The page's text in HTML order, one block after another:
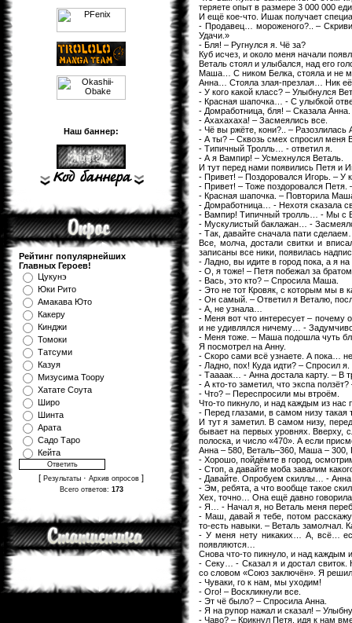
Наш баннер:
Рейтинг популярнейших
Главных Героев!
Цукунэ
Юки Рито
Амакава Юто
Какеру
Кинджи
Томоки
Татсуми
Казуя
Мизуcима Тоору
Хатате Соута
Широ
Шинта
Арата
Садо Таро
Кейта
[ Результаты · Архив опросов ]
Всего ответов: 173
теряете опыт в размере 3 000 000
И ещё кое-что. Ишак получает
- Продавец… мороженого?.. –
Удачи.»
- Бля! – Ругнулся я. Чё за?
Куб исчез, и около меня начали
Веталь стоял и улыбался, над его
Маша… С ником Белка, стояла и не
Анна… Стояла злая-презлая… Ник
- У кого какой класс? – Улыбнулся
- Красная шапочка… - С улыбкой
- Домработница, бля! – Сказала
- Ахахахаха! – Засмеялись все.
- Чё вы ржёте, кони?.. – Разозлилась
- А ты? – Сквозь смех спросил меня
- Типичный Тролль… - ответил я.
- А я Вампир! – Усмехнулся Веталь.
И тут перед нами появились Петя и
- Привет! – Поздоровался Игорь. – У
- Привет! – Тоже поздоровался
- Красная шапочка. – Повторила
- Домработница… - Нехотя сказала
- Вампир! Типичный тролль… - Мы с
- Мускулистый баклажан… -
- Так, давайте сначала пати
Все, молча, достали свитки и
записаны все ники, появилась
- Ладно, вы идите в город пока, а я
- О, я тоже! – Петя побежал за
- Вась, это кто? – Спросила Маша.
- Это не тот Кровяк, с которым мы в
- Он самый. – Ответил я Веталю,
- А, не узнала…
- Меня вот что интересует – почему
и не удивлялся ничему… -
- Меня тоже. – Маша подошла чуть
Я посмотрел на Анну.
- Скоро сами всё узнаете. А пока…
- Ладно, пох! Куда идти? – Спросил я.
- Таааак… - Анна достала карту. – В
- А кто-то заметил, что экспа
- Что? – Переспросили мы втроём.
Что-то пикнуло, и над каждым из
- Перед глазами, в самом низу
И тут я заметил. В самом низу,
бывает на первых уровнях. Вверху,
полоска, и число «470». А если
Анна – 580, Веталь–360, Маша – 300,
- Хорошо, пойдёмте в город,
- Стоп, а давайте моба завалим
- Давайте. Опробуем скиллы… - Анна
- Эм, ребята, а что вообще такое
Хех, точно… Она ещё давно
- Я… - Начал я, но Веталь меня
- Маш, давай я тебе, потом
то-есть навыки. – Веталь замолчал.
- У меня нету никаких… А, всё…
появляются…
Снова что-то пикнуло, и над каждым
- Секу… - Сказал я и достал свиток.
со словом «Союз заключён». Я решил
- Чуваки, го к нам, мы уходим!
- Ого! – Воскликнули все.
- Эт чё было? – Спросила Анна.
- Я на рупор нажал и сказал! –
- Чаво? – Крикнул Петя, идя к нам